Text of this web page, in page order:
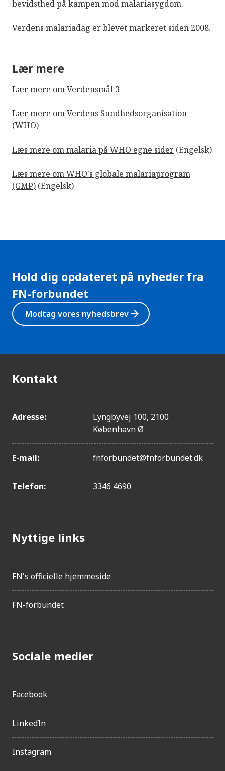
bevidsthed på kampen mod malariasygdom.
Verdens malariadag er blevet markeret siden 2008.
Lær mere
Lær mere om Verdensmål 3
Lær mere om Verdens Sundhedsorganisation
(WHO)
Læs mere om malaria på WHO egne sider (Engelsk)
Læs mere om WHO's globale malariaprogram
(GMP) (Engelsk)
Hold dig opdateret på nyheder fra
FN-forbundet
Modtag vores nyhedsbrevarrow_forward
Kontakt
Adresse:
Lyngbyvej 100, 2100
København Ø
E-mail: fnforbundet@fnforbundet.dk
Telefon: 3346 4690
Nyttige links
FN's officielle hjemmeside
FN-forbundet
Sociale medier
Facebook
LinkedIn
Instagram